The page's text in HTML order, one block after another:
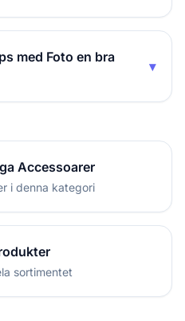
med Foto en bra
▾
Accessoarer
i denna kategori
sortimentet